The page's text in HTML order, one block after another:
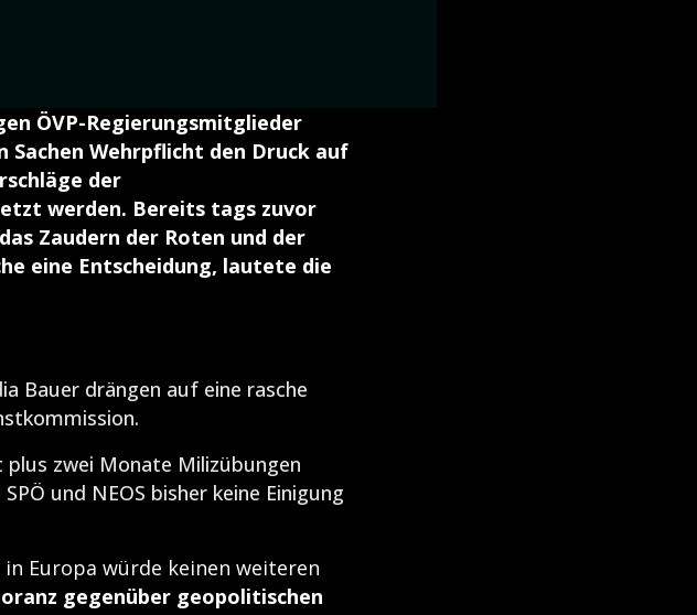
ÖVP-Regierungsmitglieder
Sachen Wehrpflicht den Druck auf
der
werden. Bereits tags zuvor
Zaudern der Roten und der
eine Entscheidung, lautete die
Bauer drängen auf eine rasche
zwei Monate Milizübungen
und NEOS bisher keine Einigung
Europa würde keinen weiteren
gegenüber geopolitischen